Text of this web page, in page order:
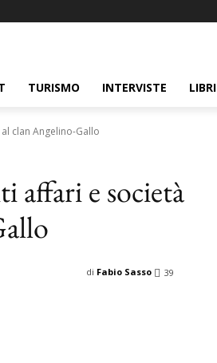
TURISMO INTERVISTE LIBRI
clan Angelino-Gallo
affari e società
39
di Fabio Sasso